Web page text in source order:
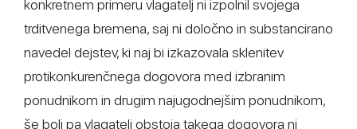
konkretnem primeru vlagatelj ni izpolnil svojega
trditvenega bremena, saj ni določno in substancirano
navedel dejstev, ki naj bi izkazovala sklenitev
protikonkurenčnega dogovora med izbranim
ponudnikom in drugim najugodnejšim ponudnikom,
še bolj pa vlagatelj obstoja takega dogovora ni